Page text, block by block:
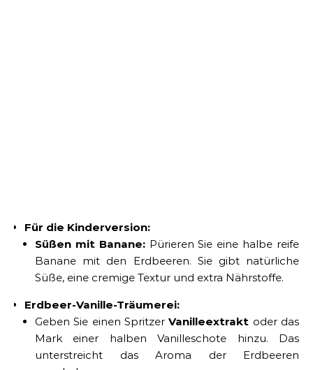
Für die Kinderversion:
Süßen mit Banane:Pürieren Sie eine halbe reife
Banane mit den Erdbeeren. Sie gibt natürliche
Süße, eine cremige Textur und extra Nährstoffe.
Erdbeer-Vanille-Träumerei:
Geben Sie einen SpritzerVanilleextrakt oder das
Mark einer halben Vanilleschote hinzu. Das
unterstreicht das Aroma der Erdbeeren